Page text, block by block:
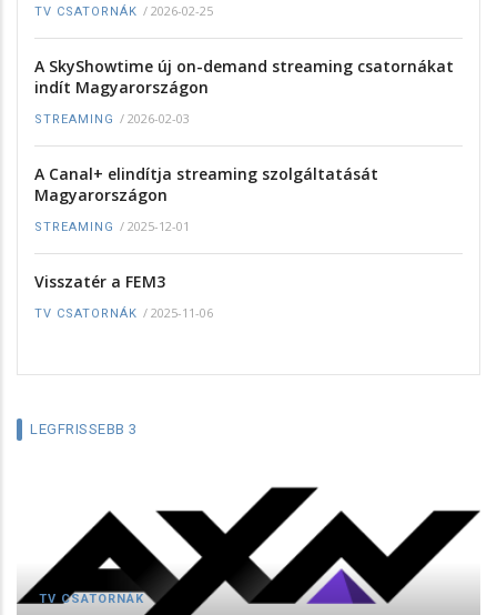
TV CSATORNÁK / 2026-02-25
A SkyShowtime új on-demand streaming csatornákat
indít Magyarországon
STREAMING / 2026-02-03
A Canal+ elindítja streaming szolgáltatását
Magyarországon
STREAMING / 2025-12-01
Visszatér a FEM3
TV CSATORNÁK / 2025-11-06
LEGFRISSEBB 3
TV CSATORNÁK